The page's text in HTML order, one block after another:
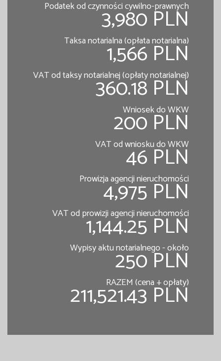
Podatek od czynności cywilno-prawnych
3,980 PLN
Taksa notarialna (opłata notarialna)
1,566 PLN
VAT od taksy notarialnej (opłaty notarialnej)
360.18 PLN
Wniosek do WKW
200 PLN
VAT od wniosku do WKW
46 PLN
Prowizja agencji nieruchomości
4,975 PLN
VAT od prowizji agencji nieruchomości
1,144.25 PLN
Wypisy aktu notarialnego - około
250 PLN
RAZEM (cena + opłaty)
211,521.43 PLN